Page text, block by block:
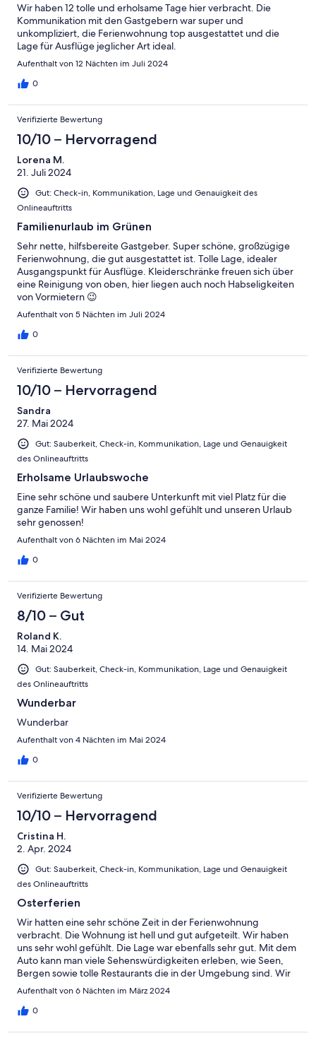
Wir haben 12 tolle und erholsame Tage hier verbracht. Die
Kommunikation mit den Gastgebern war super und
unkompliziert, die Ferienwohnung top ausgestattet und die
Lage für Ausflüge jeglicher Art ideal.
Aufenthalt von 12 Nächten im Juli 2024
0
Verifizierte Bewertung
10/10 – Hervorragend
Lorena M.
21. Juli 2024
Gut: Check-in, Kommunikation, Lage und Genauigkeit des
Onlineauftritts
Familienurlaub im Grünen
Sehr nette, hilfsbereite Gastgeber. Super schöne, großzügige
Ferienwohnung, die gut ausgestattet ist. Tolle Lage, idealer
Ausgangspunkt für Ausflüge. Kleiderschränke freuen sich über
eine Reinigung von oben, hier liegen auch noch Habseligkeiten
von Vormietern 😉
Aufenthalt von 5 Nächten im Juli 2024
0
Verifizierte Bewertung
10/10 – Hervorragend
Sandra
27. Mai 2024
Gut: Sauberkeit, Check-in, Kommunikation, Lage und Genauigkeit
des Onlineauftritts
Erholsame Urlaubswoche
Eine sehr schöne und saubere Unterkunft mit viel Platz für die
ganze Familie! Wir haben uns wohl gefühlt und unseren Urlaub
sehr genossen!
Aufenthalt von 6 Nächten im Mai 2024
0
Verifizierte Bewertung
8/10 – Gut
Roland K.
14. Mai 2024
Gut: Sauberkeit, Check-in, Kommunikation, Lage und Genauigkeit
des Onlineauftritts
Wunderbar
Wunderbar
Aufenthalt von 4 Nächten im Mai 2024
0
Verifizierte Bewertung
10/10 – Hervorragend
Cristina H.
2. Apr. 2024
Gut: Sauberkeit, Check-in, Kommunikation, Lage und Genauigkeit
des Onlineauftritts
Osterferien
Wir hatten eine sehr schöne Zeit in der Ferienwohnung
verbracht. Die Wohnung ist hell und gut aufgeteilt. Wir haben
uns sehr wohl gefühlt. Die Lage war ebenfalls sehr gut. Mit dem
Auto kann man viele Sehenswürdigkeiten erleben, wie Seen,
Bergen sowie tolle Restaurants die in der Umgebung sind. Wir
werden bestimmt wieder kommen . :-)
Aufenthalt von 6 Nächten im März 2024
0